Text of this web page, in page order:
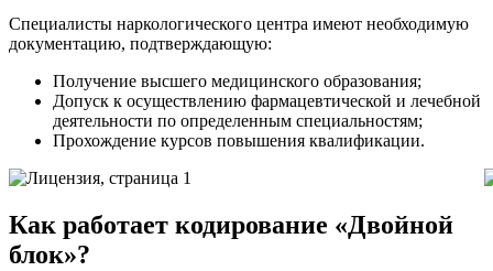
Специалисты наркологического центра имеют необходимую
документацию, подтверждающую:
Получение высшего медицинского образования;
Допуск к осуществлению фармацевтической и лечебной
деятельности по определенным специальностям;
Прохождение курсов повышения квалификации.
Как работает кодирование «Двойной
блок»?